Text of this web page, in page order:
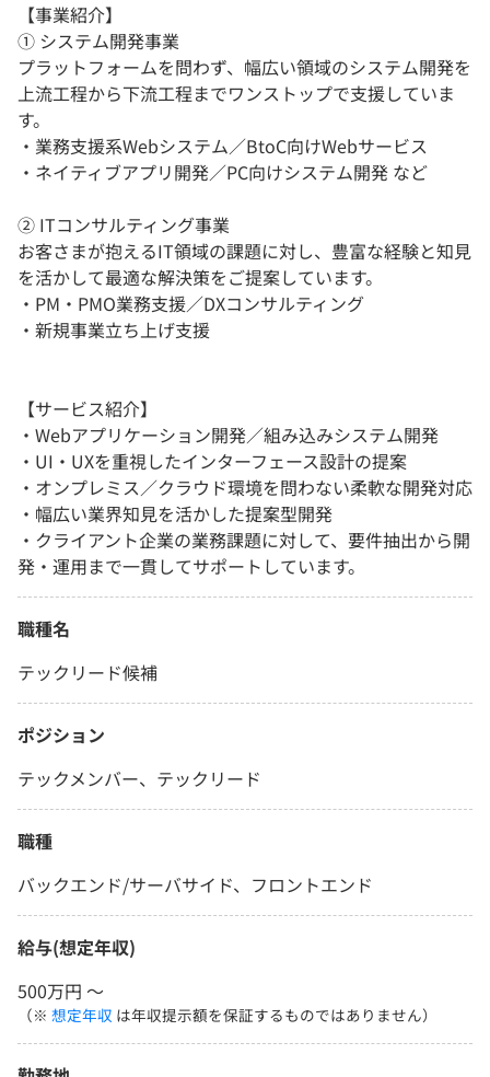
【事業紹介】
① システム開発事業
プラットフォームを問わず、幅広い領域のシステム開発を
上流工程から下流工程までワンストップで支援していま
す。
・業務支援系Webシステム／BtoC向けWebサービス
・ネイティブアプリ開発／PC向けシステム開発 など
② ITコンサルティング事業
お客さまが抱えるIT領域の課題に対し、豊富な経験と知見
を活かして最適な解決策をご提案しています。
・PM・PMO業務支援／DXコンサルティング
・新規事業立ち上げ支援
【サービス紹介】
・Webアプリケーション開発／組み込みシステム開発
・UI・UXを重視したインターフェース設計の提案
・オンプレミス／クラウド環境を問わない柔軟な開発対応
・幅広い業界知見を活かした提案型開発
・クライアント企業の業務課題に対して、要件抽出から開
発・運用まで一貫してサポートしています。
職種名
テックリード候補
ポジション
テックメンバー、テックリード
職種
バックエンド/サーバサイド、フロントエンド
給与(想定年収)
500万円 〜
（※ 想定年収 は年収提示額を保証するものではありません）